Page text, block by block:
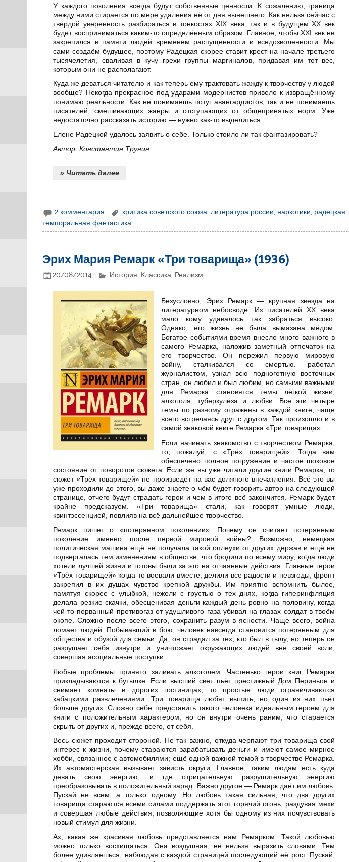
У каждого поколения всегда будут собственные ценности. К сожалению, граница
между ними стирается по мере удаления её от дня нынешнего. Как нельзя сейчас с
твёрдой уверенность разбираться в тонкостях XIX века, так и в будущем XX век
будет восприниматься каким-то определённым образом. Главное, чтобы XXI век не
закрепился в памяти людей временем распущенности и вседозволенности. Мы
сами создаём будущее, поэтому Радецкая скорее ставит крест на начале третьего
тысячелетия, сваливая в кучу грехи группы маргиналов, придавая им тот вес,
которым они не располагают.
Куда же деваться читателю и как теперь ему трактовать жажду к творчеству у людей
вообще? Некогда прекрасное под ударами модернистов привело к извращённому
понимаю реальности. Как не понимаешь потуг авангардистов, так и не понимаешь
писателей, смешивающих жанры и отступающих от общепринятых норм. Уже
недостаточно рассказать историю — нужно как-то выделиться.
Елене Радецкой удалось заявить о себе. Только стоило ли так фантазировать?
Автор: Константин Трунин
» Читать далее
2 комментария критика советского союза, литература россии, наркотики, радецкая,
темпоральная фантастика
Эрих Мария Ремарк «Три товарища» (1936)
20/08/2014 История, Классика, Реализм
Безусловно, Эрих Ремарк — крупная звезда на
литературном небосводе. Из писателей XX века
мало кому удавалось так забраться высоко.
Однако, его жизнь не была вымазана мёдом.
Богатое событиями время внесло много важного в
самого Ремарка, наложив заметный отпечаток на
его творчество. Он пережил первую мировую
войну, сталкивался со смертью. работал
журналистом, узнал всю подноготную восточных
стран, он любил и был любим, но самыми важными
для Ремарка становятся темы лёгкой жизни,
алкоголя, туберкулёза и любви. Все эти четыре
темы по разному отражены в каждой книге, чаще
всего встречаясь друг с другом. Так произошло и в
самой знаковой книге Ремарка «Три товарища».
Если начинать знакомство с творчеством Ремарка,
то, пожалуй, с «Трёх товарищей». Тогда вам
обеспечено полное погружение и частое шоковое
состояние от поворотов сюжета. Если же вы уже читали другие книги Ремарка, то
сюжет «Трёх товарищей» не произведёт на вас должного впечатления. Всё это вы
уже проходили до этого, вы даже знаете о чём будет говорить автор на следующей
странице, отчего будут страдать герои и чем в итоге всё закончится. Ремарк будет
крайне предсказуем. «Три товарища» стали, как говорят умные люди,
квинтэссенцией, повлияв на всё дальнейшее творчество.
Ремарк пишет о «потерянном поколении». Почему он считает потерянным
поколение именно после первой мировой войны? Возможно, немецкая
политическая машина ещё не получала такой оплеухи от других держав и ещё не
подвергалась тем изменениям в обществе, что бродили по всему миру, когда люди
хотели лучшей жизни и готовы были за это на отчаянные действия. Главные герои
«Трёх товарищей» когда-то воевали вместе, делили все радости и невзгоды, фронт
закрепил в их душах чувство крепкой дружбы. Им приятно вспомнить былое,
памятуя скорее с улыбкой, нежели с грустью о тех днях, когда гиперинфляция
делала резкие скачки, обесценивая деньги каждый день ровно на половину, когда
чей-то порванный противогаз от удушливого газа убивал на глазах солдат в твоём
окопе. Сложно после всего этого, сохранить разум в ясности. Чаще всего, война
ломает людей. Побывавший в бою, человек навсегда становится потерянным для
общества и обузой для семьи. Да, он страдал за тех, кто был в тылу, но теперь он
разрушает себя изнутри и уничтожает окружающих людей вне своей воли,
совершая асоциальные поступки.
Любые проблемы принято заливать алкоголем. Частенько герои книг Ремарка
прикладываются к бутылке. Если высший свет пьёт престижный Дом Периньон и
снимает комнаты в дорогих гостиницах, то простые люди ограничиваются
кабацкими развлечениями. Три товарища любят выпить, но один из них пьёт
больше других. Сложно себе представить такого человека идеальным героем для
книги с положительным характером, но он внутри очень раним, что старается
скрыть от других и, прежде всего, от себя.
Весь сюжет проходит стороной. Не так важно, откуда черпают три товарища свой
интерес к жизни, почему стараются зарабатывать деньги и имеют самое мирное
хобби, связанное с автомобилями; ещё одной важной темой в творчестве Ремарка.
Их автомастерская вызывает зависть округи. Главное, таким людям есть куда
девать свою энергию, и где отрицательную разрушительную энергию
преобразовывать в положительный заряд. Важно другое — Ремарк даёт им любовь.
Пускай не всем, а только одному. Но любовь такая сильная, что два других
товарища стараются всеми силами поддержать этот горячий огонь, раздувая мехи
и совершая любые действия, позволяющие хотя бы одному из них почувствовать
новый стимул для жизни.
Ах, какая же красивая любовь представляется нам Ремарком. Такой любовью
можно только восхищаться. Она воздушная, её нельзя выразить словами. Тем
более удивляешься, наблюдая с каждой страницей последующий её рост. Пускай,